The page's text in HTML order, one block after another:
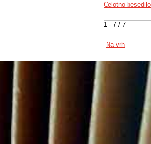
1 - 7 / 7
Celotno besedilo
Na vrh